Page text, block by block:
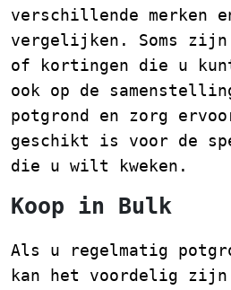
verschillende merken
vergelijken. Soms zijn
of kortingen die u
ook op de
potgrond en zorg
geschikt is voor de
die u wilt kweken.
Koop in Bulk
Als u regelmatig
kan het voordelig zijn